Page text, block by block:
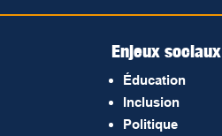
Enjeux sociaux
Éducation
Inclusion
Politique